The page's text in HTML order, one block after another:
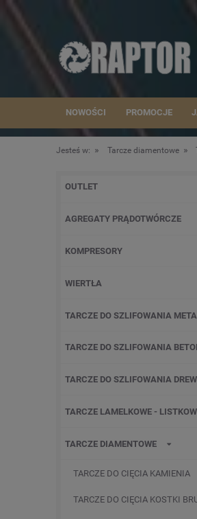
NOWOŚCI PROMOCJE
Jesteś w: » Tarcze diamentowe »
OUTLET
AGREGATY PRĄDOTWÓRCZE
KOMPRESORY
WIERTŁA
TARCZE DO SZLIFOWANIA
TARCZE DO SZLIFOWANIA
TARCZE DO SZLIFOWANIA
TARCZE LAMELKOWE -
TARCZE DIAMENTOWE
TARCZE DO CIĘCIA KAMIENIA
TARCZE DO CIĘCIA KOSTKI